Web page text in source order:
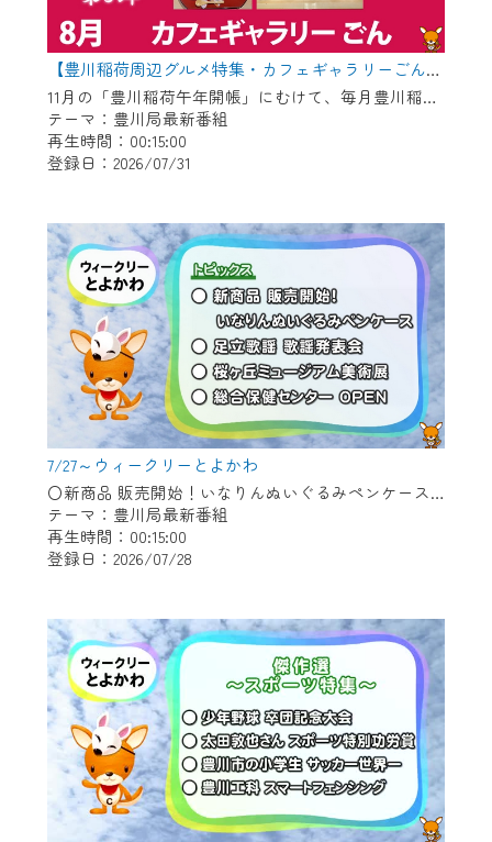
【豊川稲荷周辺グルメ特集・カフェギャラリーごん】Cちゃんのぐるめポケット
11月の「豊川稲荷午年開帳」にむけて、毎月豊川稲荷周辺のグルメを紹介します！ 今回は狐のグッズや縁起物を展示＆販売している古民家カフェ！自慢のお狐ぜんざいやお狐メニューが食べられます♪
テーマ：豊川局最新番組
再生時間：00:15:00
登録日：2026/07/31
7/27～ウィークリーとよかわ
〇新商品 販売開始！いなりんぬいぐるみペンケース 〇足立歌謡 歌謡発表会 〇桜ヶ丘ミュージアム美術展 〇総合保健センター OPEN
テーマ：豊川局最新番組
再生時間：00:15:00
登録日：2026/07/28